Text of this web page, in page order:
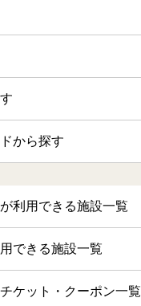
から探す
利用できる施設一覧
できる施設一覧
ケット・クーポン一覧